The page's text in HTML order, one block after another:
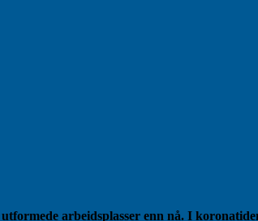
arbeidsplasser enn nå. I